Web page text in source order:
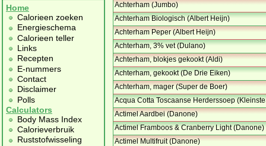
Home
Calorieen zoeken
Energieschema
Calorieen teller
Links
Recepten
E-nummers
Contact
Disclaimer
Polls
Calculators
Body Mass Index
Calorieverbruik
Ruststofwisseling
Achterham (Jumbo)
Achterham Biologisch (Albert Heijn)
Achterham Peper (Albert Heijn)
Achterham, 3% vet (Dulano)
Achterham, blokjes gekookt (Aldi)
Achterham, gekookt (De Drie Eiken)
Achterham, mager (Super de Boer)
Acqua Cotta Toscaanse Herderssoep
Actimel Aardbei (Danone)
Actimel Framboos & Cranberry Light (Danone)
Actimel Multifruit (Danone)